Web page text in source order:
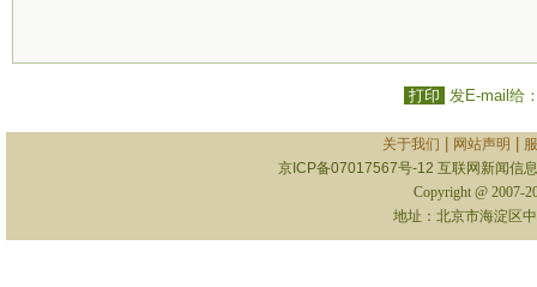
打印 发E-mail给
关于我们 网站声明
京ICP备07017567号-12 互联网新闻信
Copyright @ 2007-
地址：北京市海淀区